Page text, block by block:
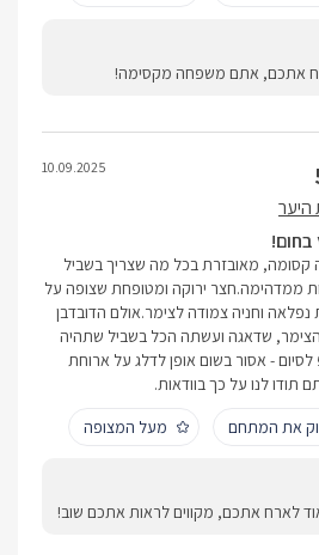
אתכם, אתם משפחה מקסימה!
היער
10.09.2025
מאובזרת בכל מה שצריך בשביל
ממדהימה.חצר ירוקה ומטופחת שצופה על
נפלאה וחניה צמודה לצימר.אולם הדובדבן
שדאגה ועשתה הכל בשביל שתהיה
- אסור בשום אופן לדלג על ארוחת
לנו על כך בוודאות.
את המתחם
מעל המצופה
לארח אתכם, מקווים לראות אתכם שוב!